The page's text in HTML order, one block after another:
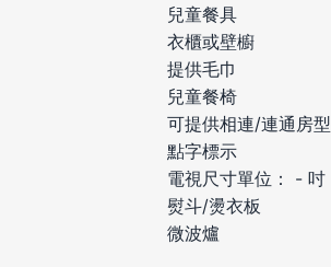
兒童餐具
衣櫃或壁櫥
提供毛巾
兒童餐椅
可提供相連/連通房型
點字標示
電視尺寸單位： - 吋
熨斗/燙衣板
微波爐